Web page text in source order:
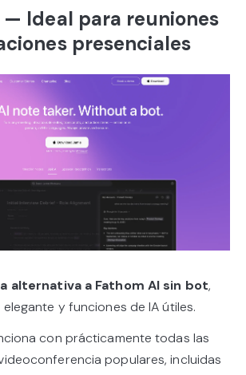
Ideal para reuniones
presenciales
alternativa a Fathom AI sin bot,
y funciones de IA útiles.
con prácticamente todas las
populares, incluidas